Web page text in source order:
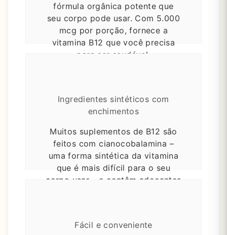
fórmula orgânica potente que
seu corpo pode usar. Com 5.000
mcg por porção, fornece a
vitamina B12 que você precisa
para ser saudável.
Ingredientes sintéticos com
enchimentos
Muitos suplementos de B12 são
feitos com cianocobalamina –
uma forma sintética da vitamina
que é mais difícil para o seu
corpo usar – e contêm adoçantes
Fácil e conveniente